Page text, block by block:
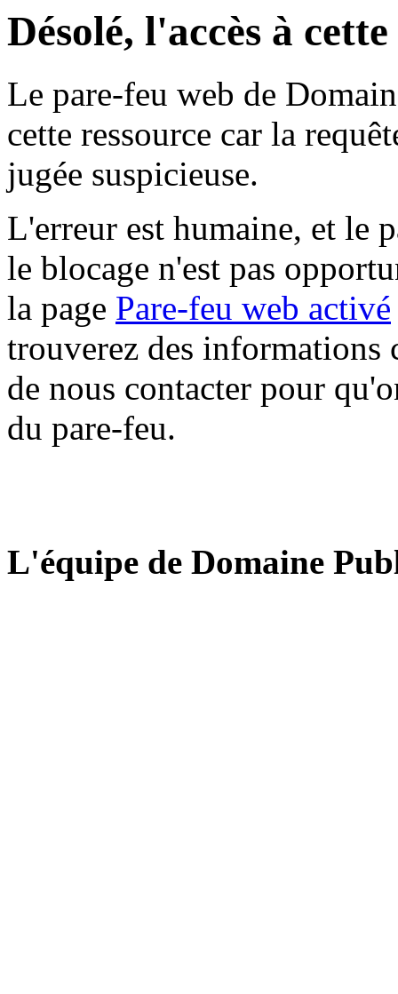
Désolé, l'accès à
Le pare-feu web de
cette ressource car la
jugée suspicieuse.
L'erreur est humaine, et le
le blocage n'est pas
la page Pare-feu web activé
trouverez des informations
de nous contacter pour
du pare-feu.
L'équipe de Domaine